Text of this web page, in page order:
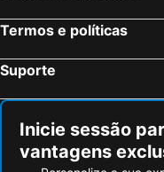
Termos e políticas
Suporte
Inicie sessão
vantagens